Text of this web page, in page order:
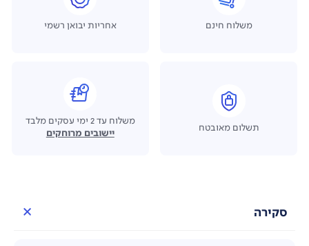
משלוח חינם אחריות יבואן רשמי
תשלום מאובטח
משלוח עד 2 ימי עסקים מלבד
יישובים מרוחקים
סקירה